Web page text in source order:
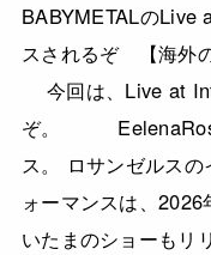
BABYMETALのLive
スされるぞ 【海外の
今回は、Live at
ぞ。 EelenaRose
ス。 ロサンゼルス
ォーマンスは、
いたまのショーもリ